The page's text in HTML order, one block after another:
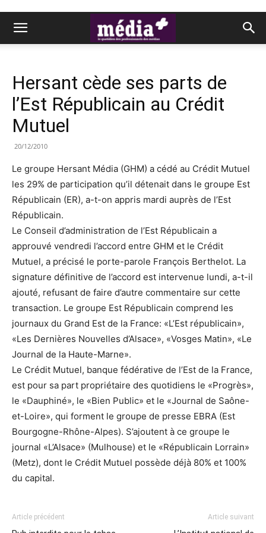
Hersant cède ses parts de
l’Est Républicain au Crédit
Mutuel
20/12/2010
Le groupe Hersant Média (GHM) a cédé au Crédit Mutuel
les 29% de participation qu’il détenait dans le groupe Est
Républicain (ER), a-t-on appris mardi auprès de l’Est
Républicain.
Le Conseil d’administration de l’Est Républicain a
approuvé vendredi l’accord entre GHM et le Crédit
Mutuel, a précisé le porte-parole François Berthelot. La
signature définitive de l’accord est intervenue lundi, a-t-il
ajouté, refusant de faire d’autre commentaire sur cette
transaction. Le groupe Est Républicain comprend les
journaux du Grand Est de la France: «L’Est républicain»,
«Les Dernières Nouvelles d’Alsace», «Vosges Matin», «Le
Journal de la Haute-Marne».
Le Crédit Mutuel, banque fédérative de l’Est de la France,
est pour sa part propriétaire des quotidiens le «Progrès»,
le «Dauphiné», le «Bien Public» et le «Journal de Saône-
et-Loire», qui forment le groupe de presse EBRA (Est
Bourgogne-Rhône-Alpes). S’ajoutent à ce groupe le
journal «L’Alsace» (Mulhouse) et le «Républicain Lorrain»
(Metz), dont le Crédit Mutuel possède déjà 80% et 100%
du capital.
Article précédent Article suivant